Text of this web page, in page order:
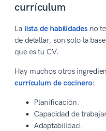
currículum
La lista de habilidadesno
de detallar, son solo la
que es tu CV.
Hay muchos otros
currículum de cocinero:
Planificación.
Capacidad de
Adaptabilidad.